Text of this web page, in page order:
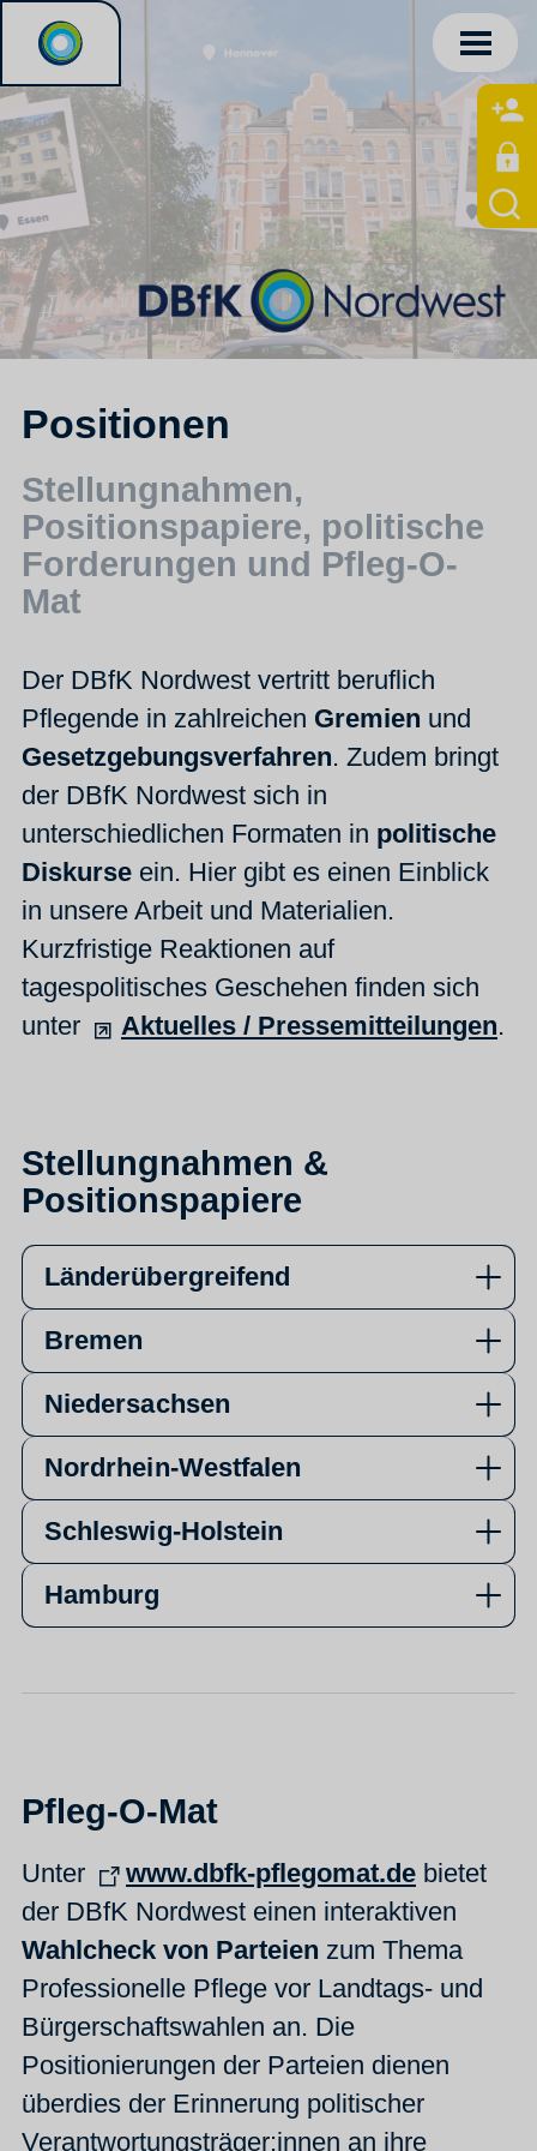
Positionen
Stellungnahmen,
Positionspapiere, politische
Forderungen und Pfleg-O-
Mat
Der DBfK Nordwest vertritt beruflich
Pflegende in zahlreichen Gremien und
Gesetzgebungsverfahren. Zudem bringt
der DBfK Nordwest sich in
unterschiedlichen Formaten in politische
Diskurse ein. Hier gibt es einen Einblick
in unsere Arbeit und Materialien.
Kurzfristige Reaktionen auf
tagespolitisches Geschehen finden sich
unter
Aktuelles / Pressemitteilungen.
Stellungnahmen &
Positionspapiere
Länderübergreifend
Bremen
Niedersachsen
Nordrhein-Westfalen
Schleswig-Holstein
Hamburg
Pfleg-O-Mat
Unter www.dbfk-pflegomat.de bietet
der DBfK Nordwest einen interaktiven
Wahlcheck von Parteien zum Thema
Professionelle Pflege vor Landtags- und
Bürgerschaftswahlen an. Die
Positionierungen der Parteien dienen
überdies der Erinnerung politischer
Verantwortungsträger:innen an ihre